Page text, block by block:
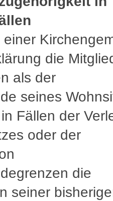
einer
die
als der
seines
Fällen der
oder der
die
seiner